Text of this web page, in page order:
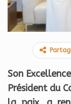
Son
Président du